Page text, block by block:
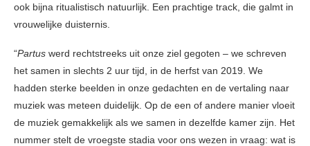
ook bijna ritualistisch natuurlijk. Een prachtige track, die galmt in
vrouwelijke duisternis.
“Partus werd rechtstreeks uit onze ziel gegoten – we schreven
het samen in slechts 2 uur tijd, in de herfst van 2019. We
hadden sterke beelden in onze gedachten en de vertaling naar
muziek was meteen duidelijk. Op de een of andere manier vloeit
de muziek gemakkelijk als we samen in dezelfde kamer zijn. Het
nummer stelt de vroegste stadia voor ons wezen in vraag: wat is